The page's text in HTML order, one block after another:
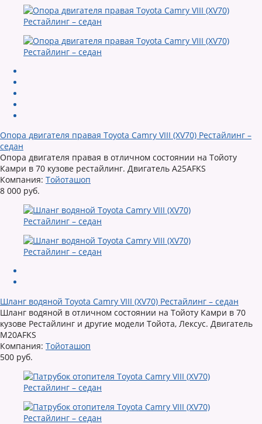
Опора двигателя правая Toyota Camry VIII (XV70) Рестайлинг –
седан
Опора двигателя правая в отличном состоянии на Тойоту
Камри в 70 кузове рестайлинг. Двигатель A25AFKS
Компания: Тойоташоп
8 000 руб.
Шланг водяной Toyota Camry VIII (XV70) Рестайлинг – седан
Шланг водяной в отличном состоянии на Тойоту Камри в 70
кузове Рестайлинг и другие модели Тойота, Лексус. Двигатель
M20AFKS
Компания: Тойоташоп
500 руб.